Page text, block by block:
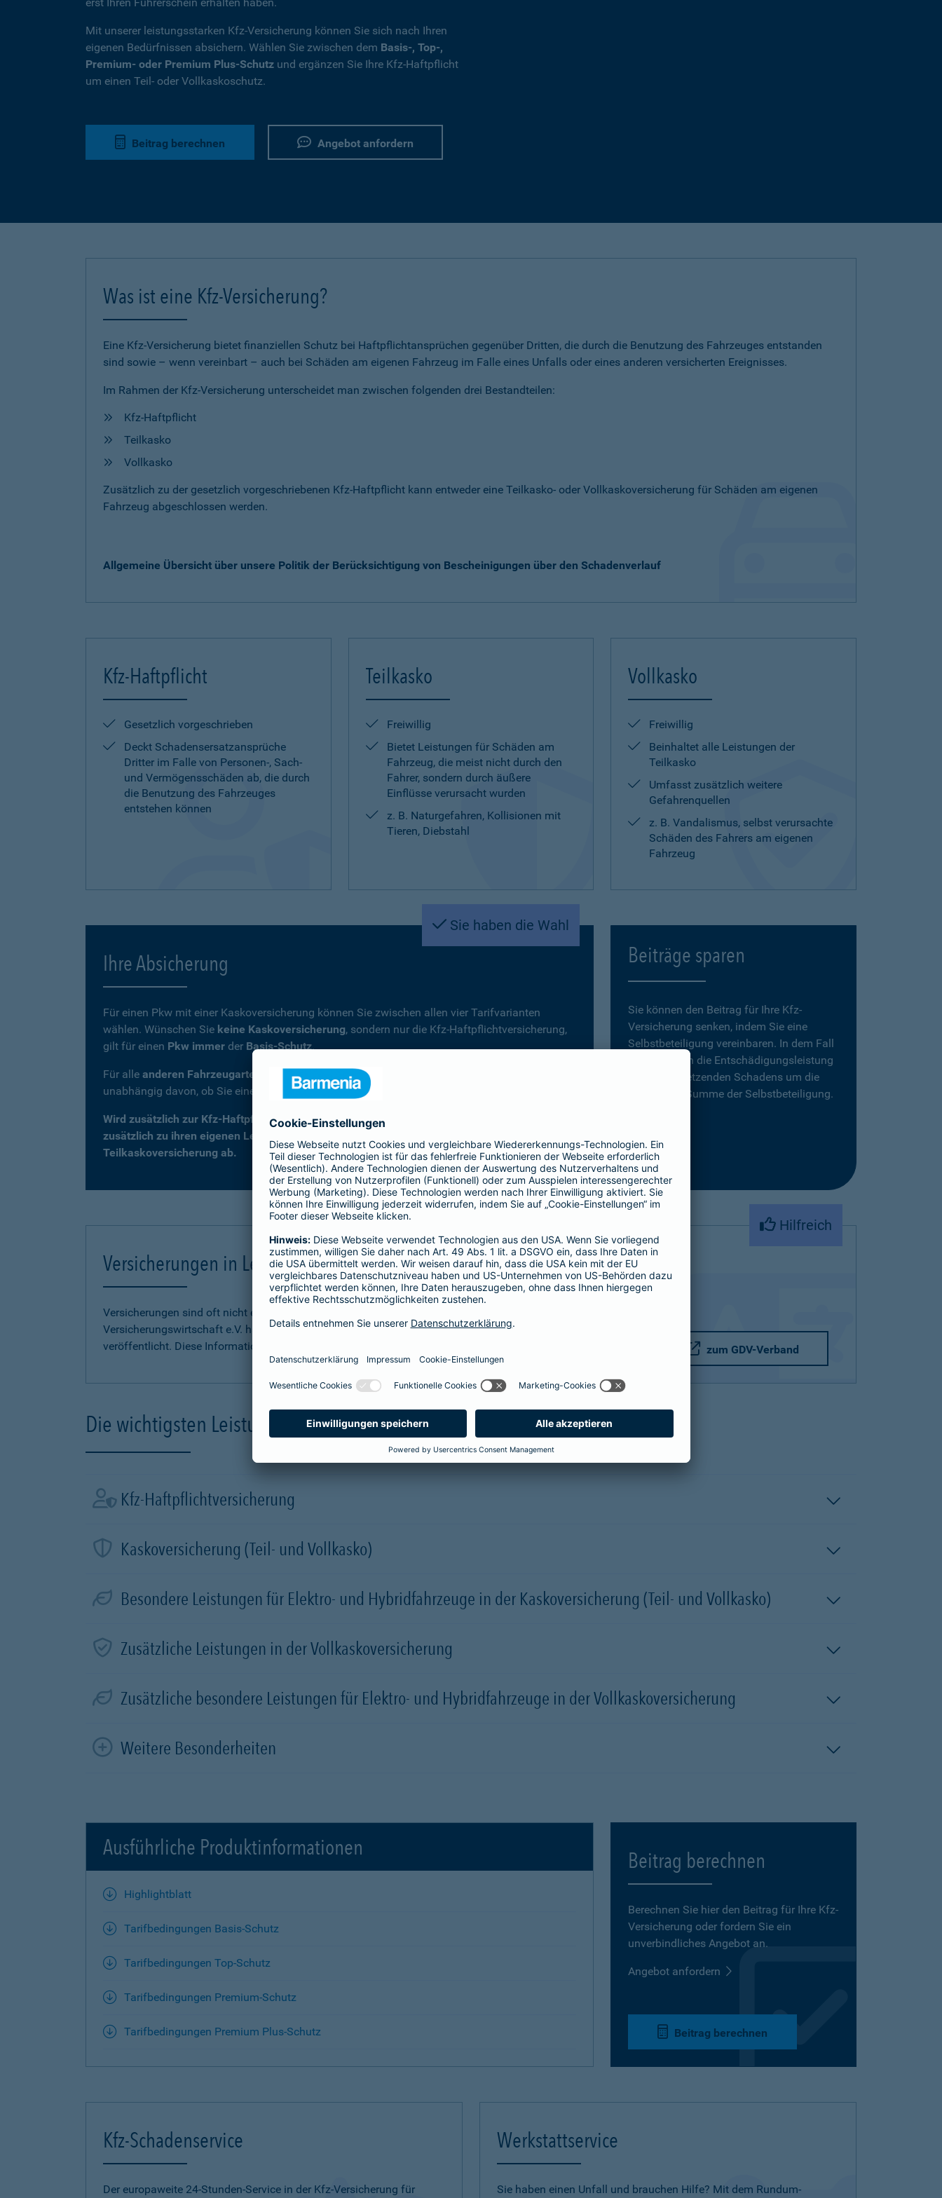
Mit unserer leistungsstarken Kfz-Versicherung können Sie sich nach Ihren
eigenen Bedürfnissen absichern. Wählen Sie zwischen dem Basis-, Top-,
Premium- oder Premium Plus-Schutz und ergänzen Sie Ihre Kfz-Haftpflicht
um einen Teil- oder Vollkaskoschutz.
Beitrag berechnen Angebot anfordern
Was ist eine Kfz-Versicherung?
Eine Kfz-Versicherung bietet finanziellen Schutz bei Haftpflichtansprüchen gegenüber Dritten, die durch die Benutzung des Fahrzeuges entstanden
sind sowie – wenn vereinbart – auch bei Schäden am eigenen Fahrzeug im Falle eines Unfalls oder eines anderen versicherten Ereignisses.
Im Rahmen der Kfz-Versicherung unterscheidet man zwischen folgenden drei Bestandteilen:
Kfz-Haftpflicht
Teilkasko
Vollkasko
Zusätzlich zu der gesetzlich vorgeschriebenen Kfz-Haftpflicht kann entweder eine Teilkasko- oder Vollkaskoversicherung für Schäden am eigenen
Fahrzeug abgeschlossen werden.
Allgemeine Übersicht über unsere Politik der Berücksichtigung von Bescheinigungen über den Schadenverlauf
Kfz-Haftpflicht
Gesetzlich vorgeschrieben
Deckt Schadensersatzansprüche
Dritter im Falle von Personen-, Sach-
und Vermögensschäden ab, die durch
die Benutzung des Fahrzeuges
entstehen können
Teilkasko
Freiwillig
Bietet Leistungen für Schäden am
Fahrzeug, die meist nicht durch den
Fahrer, sondern durch äußere
Einflüsse verursacht wurden
z. B. Naturgefahren, Kollisionen mit
Tieren, Diebstahl
Vollkasko
Freiwillig
Beinhaltet alle Leistungen der
Teilkasko
Umfasst zusätzlich weitere
Gefahrenquellen
z. B. Vandalismus, selbst verursachte
Schäden des Fahrers am eigenen
Fahrzeug
Sie haben die Wahl
Ihre Absicherung
Für einen Pkw mit einer Kaskoversicherung können Sie zwischen allen vier Tarifvarianten
wählen. Wünschen Sie keine Kaskoversicherung, sondern nur die Kfz-Haftpflichtversicherung,
gilt für einen Pkw immer der Basis-Schutz.
Für alle anderen Fahrzeugarten (z. B. Krafträder, Campingfahrzeuge) gilt immer der
unabhängig davon, ob Sie eine Kaskoversicherung wählen.
Wird zusätzlich zur Kfz-Haftpflicht eine Vollkaskoversicherung vereinbart, deckt diese –
zusätzlich zu ihren eigenen Leistungen – automatisch auch alle Leistungen der
Teilkaskoversicherung ab.
Beiträge sparen
Sie können den Beitrag für Ihre Kfz-
Versicherung senken, indem Sie eine
Selbstbeteiligung vereinbaren. In dem Fall
reduziert sich die Entschädigungsleistung
eines zu ersetzenden Schadens um die
vereinbarte Summe der Selbstbeteiligung.
Hilfreich
Versicherungen in Leichter Sprache erklärt
Versicherungen sind oft nicht einfach zu verstehen. Der Gesamtverband der Deutschen
Versicherungswirtschaft e.V. hat
Informationen in Leichter Sprache zu diversen Versicherungen
veröffentlicht. Diese Informationen finden Sie hier.
zum GDV-Verband
Die wichtigsten Leistungen der Kfz-Versicherung im Überblick
Kfz-Haftpflichtversicherung
Kaskoversicherung (Teil- und Vollkasko)
Besondere Leistungen für Elektro- und Hybridfahrzeuge in der Kaskoversicherung (Teil- und Vollkasko)
Zusätzliche Leistungen in der Vollkaskoversicherung
Zusätzliche besondere Leistungen für Elektro- und Hybridfahrzeuge in der Vollkaskoversicherung
Weitere Besonderheiten
Ausführliche Produktinformationen
Highlightblatt
Tarifbedingungen Basis-Schutz
Tarifbedingungen Top-Schutz
Tarifbedingungen Premium-Schutz
Tarifbedingungen Premium Plus-Schutz
Beitrag berechnen
Berechnen Sie hier den Beitrag für Ihre Kfz-
Versicherung oder fordern Sie ein
unverbindliches Angebot an.
Angebot anfordern
Beitrag berechnen
Kfz-Schadenservice
Der europaweite 24-Stunden-Service in der Kfz-Versicherung für
Werkstattservice
Sie haben einen Unfall und brauchen Hilfe? Mit dem Rundum-